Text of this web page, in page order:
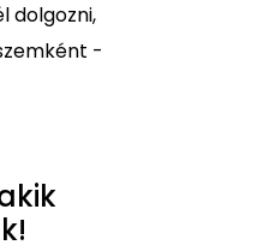
dolgozni,
-